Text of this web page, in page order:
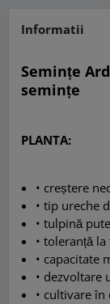
Informatii
Semințe
semințe
PLANTA:
• creștere
•tip ureche
•tulpină
•toleranță
• capacitate
• dezvoltare
• cultivare în